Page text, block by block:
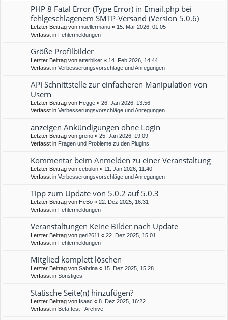
PHP 8 Fatal Error (Type Error) in Email.php bei
fehlgeschlagenem SMTP-Versand (Version 5.0.6)
Letzter Beitrag von muellermanu « 15. Mär 2026, 01:05
Verfasst in Fehlermeldungen
Größe Profilbilder
Letzter Beitrag von atterbiker « 14. Feb 2026, 14:44
Verfasst in Verbesserungsvorschläge und Anregungen
API Schnittstelle zur einfacheren Manipulation von
Usern
Letzter Beitrag von Hegge « 26. Jan 2026, 13:56
Verfasst in Verbesserungsvorschläge und Anregungen
anzeigen Ankündigungen ohne Login
Letzter Beitrag von greno « 25. Jan 2026, 19:09
Verfasst in Fragen und Probleme zu den Plugins
Kommentar beim Anmelden zu einer Veranstaltung
Letzter Beitrag von cebulon « 11. Jan 2026, 11:40
Verfasst in Verbesserungsvorschläge und Anregungen
Tipp zum Update von 5.0.2 auf 5.0.3
Letzter Beitrag von HeBo « 22. Dez 2025, 16:31
Verfasst in Fehlermeldungen
Veranstaltungen Keine Bilder nach Update
Letzter Beitrag von geri2611 « 22. Dez 2025, 15:01
Verfasst in Fehlermeldungen
Mitglied komplett löschen
Letzter Beitrag von Sabrina « 15. Dez 2025, 15:28
Verfasst in Sonstiges
Statische Seite(n) hinzufügen?
Letzter Beitrag von Isaac « 8. Dez 2025, 16:22
Verfasst in Beta test - Archive